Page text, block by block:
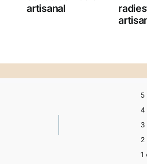
artisanal
5
4
3
2
1